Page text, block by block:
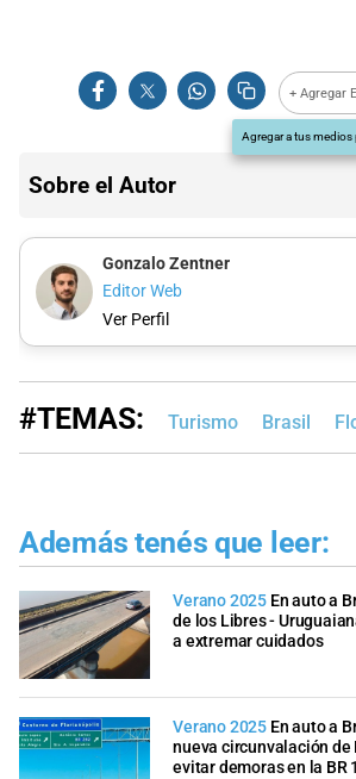
+ Agregar
Agregar a tus medios
Sobre el Autor
Gonzalo Zentner
Editor Web
Ver Perfil
#TEMAS: Turismo Brasil
Además tenés que leer:
Verano 2025 En auto a
de los Libres -
a extremar cuidados
Verano 2025 En auto a
nueva circunvalación
evitar demoras en la BR